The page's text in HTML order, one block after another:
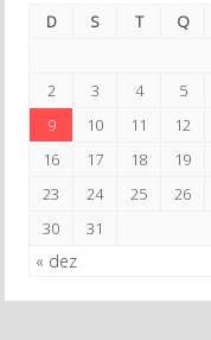
D
S T Q
2
3 4 5
9
10 11 12
16
17
23